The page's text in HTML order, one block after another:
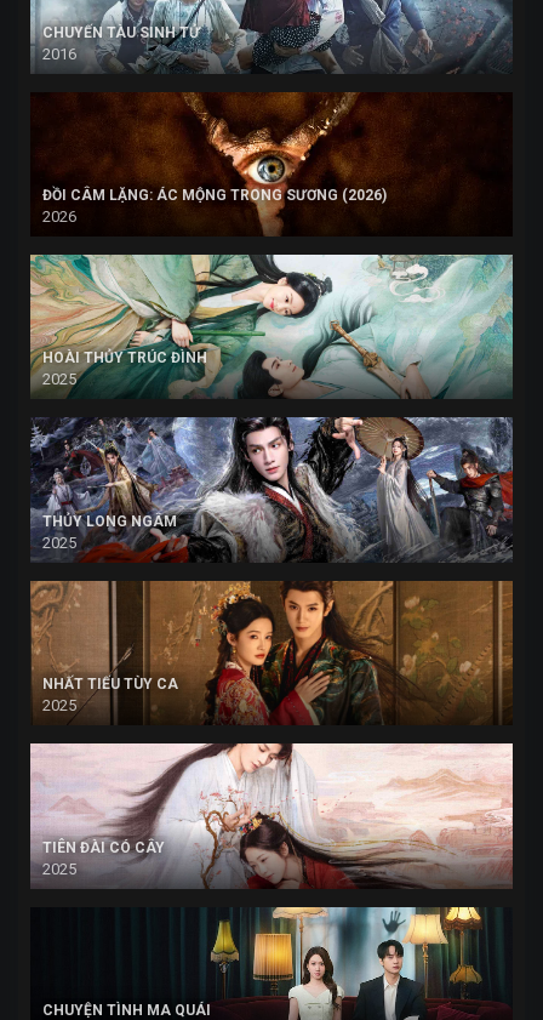
CHUYẾN TÀU SINH TỬ
2016
ĐỒI CÂM LẶNG: ÁC MỘNG TRONG SƯƠNG (2026)
2026
HOÀI THỦY TRÚC ĐÌNH
2025
THỦY LONG NGÂM
2025
NHẤT TIẾU TÙY CA
2025
TIÊN ĐÀI CÓ CÂY
2025
CHUYỆN TÌNH MA QUÁI